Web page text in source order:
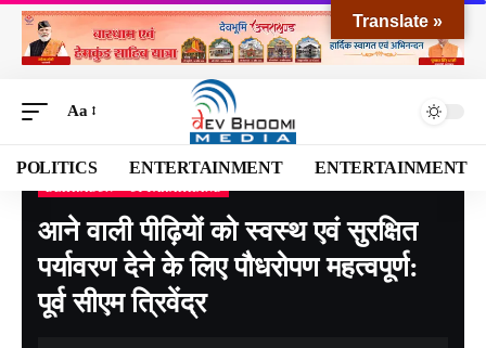
Aa
POLITICS ENTERTAINMENT ENTERTAINMENT
Devbhoomi Media>Blog>NATIONAL>UTTARAKHAND>DEHRADUN
आने वाली पीढ़ियों को स्वस्थ एवं सुरक्षित
पर्यावरण देने के लिए पौधरोपण महत्वपूर्ण:
पूर्व सीएम त्रिवेंद्र
Translate »